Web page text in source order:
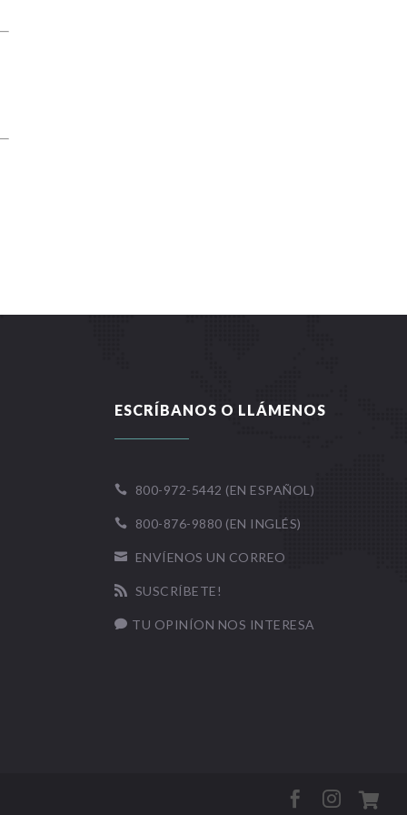
ESCRÍBANOS O LLÁMENOS
 800-972-5442 (EN ESPAÑOL)
 800-876-9880 (EN INGLÉS)
 ENVÍENOS UN CORREO
 SUSCRÍBETE!
 TU OPINÍON NOS INTERESA


